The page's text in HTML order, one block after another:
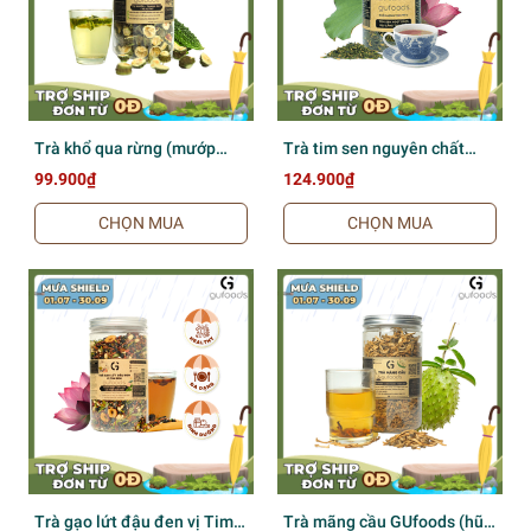
Trà khổ qua rừng (mướp
đắng rừng) GUfoods (Hũ
150g) - Mát gan, Giải nhiệt,
Thanh lọc cơ thể, Thư giãn
tinh thần, Cải thiện giấc ngủ
99.900₫
CHỌN MUA
Trà tim sen nguyên chất
GUfoods (hũ 140g) - Thư
giãn tinh thần, Cải thiện
giấc ngủ, Thanh lọc cơ thể,
Thanh mát, Giải nhiệt, Tốt
cho sức khỏe
124.900₫
CHỌN MUA
Trà gạo lứt đậu đen vị Tim
Trà mãng cầu GUfoods (hũ